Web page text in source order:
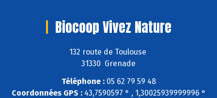
Biocoop Vivez Nature
132 route de Toulouse
31330 Grenade
Téléphone :05 62 79 59 48
Coordonnées GPS :43,7590597 ° , 1,30025939999996 °